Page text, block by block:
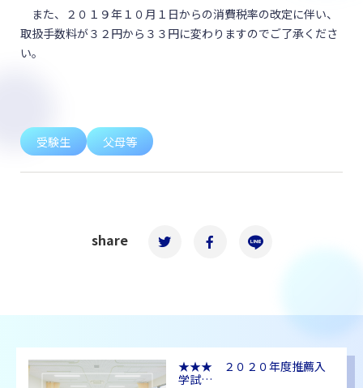
また、２０１９年１０月１日からの消費税率の改定に伴い、
取扱手数料が３２円から３３円に変わりますのでご了承くださ
い。
受験生 父母等
share
★★★ ２０２０年度推薦入
学試…